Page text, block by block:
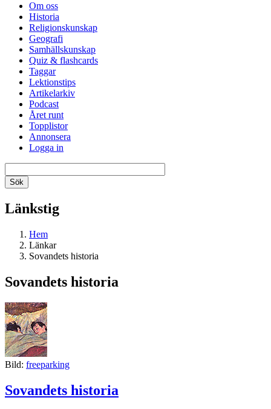
Om oss
Historia
Religionskunskap
Geografi
Samhällskunskap
Quiz & flashcards
Taggar
Lektionstips
Artikelarkiv
Podcast
Året runt
Topplistor
Annonsera
Logga in
Länkstig
Hem
Länkar
Sovandets historia
Sovandets historia
Bild: freeparking
Sovandets historia